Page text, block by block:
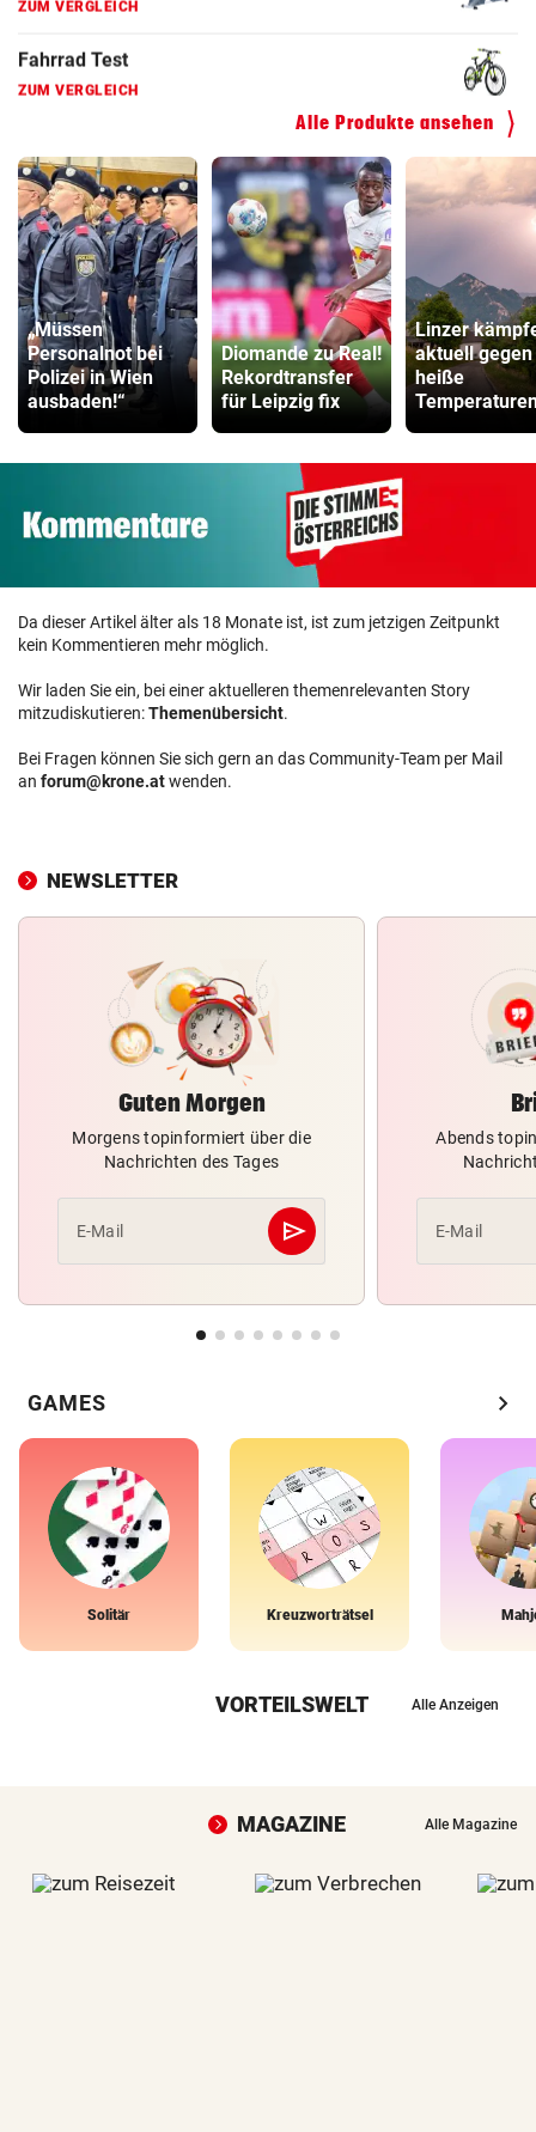
Kinderfahrrad Vergleich
Alle Produkte ansehen
„Müssen
Personalnot bei
Polizei in Wien
ausbaden!“
Diomande zu Real!
Rekordtransfer
für Leipzig fix
Linzer
aktuell gegen
heiße
Da dieser Artikel älter als 18 Monate ist, ist zum jetzigen Zeitpunkt
kein Kommentieren mehr möglich.
Wir laden Sie ein, bei einer aktuelleren themenrelevanten Story
mitzudiskutieren:Themenübersicht.
Bei Fragen können Sie sich gern an das Community-Team per Mail
an forum@krone.atwenden.
NEWSLETTER
Guten Morgen
Morgens topinformiert über die
Nachrichten des Tages
E-Mail send
Abschicken
Abends
E-Mail
GAMES chevron_right
Solitär Kreuzworträtsel
VORTEILSWELT Alle Anzeigen
MAGAZINE Alle Magazine